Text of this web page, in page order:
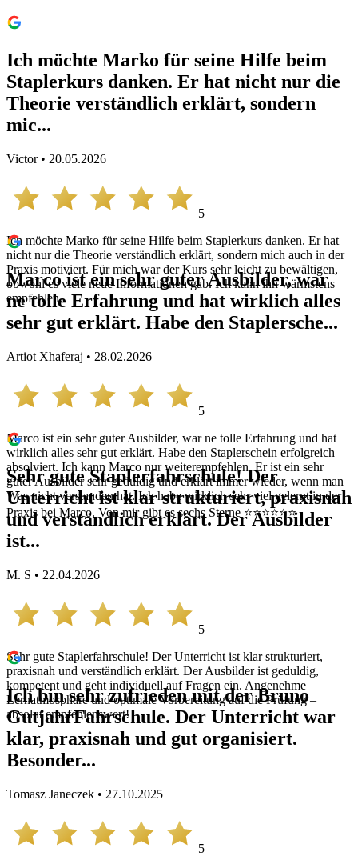
Ich möchte Marko für seine Hilfe beim
Staplerkurs danken. Er hat nicht nur die
Theorie verständlich erklärt, sondern
mic...
Victor • 20.05.2026
5
Ich möchte Marko für seine Hilfe beim Staplerkurs danken. Er hat
nicht nur die Theorie verständlich erklärt, sondern mich auch in der
Praxis motiviert. Für mich war der Kurs sehr leicht zu bewältigen,
obwohl es viele neue Informationen gab. Ich kann ihn wärmstens
empfehlen.
Marco ist ein sehr guter Ausbilder, war
ne tolle Erfahrung und hat wirklich alles
sehr gut erklärt. Habe den Staplersche...
Artiot Xhaferaj • 28.02.2026
5
Marco ist ein sehr guter Ausbilder, war ne tolle Erfahrung und hat
wirklich alles sehr gut erklärt. Habe den Staplerschein erfolgreich
absolviert. Ich kann Marco nur weiterempfehlen. Er ist ein sehr
guter Ausbilder sehr geduldig und erklärt immer wieder, wenn man
Was nicht verstanden hat. Ich habe wirklich sehr viel gelernt in der
Praxis bei Marco. Von mir gibt es sechs Sterne ⭐️⭐️⭐️⭐️⭐️⭐️
Sehr gute Staplerfahrschule! Der
Unterricht ist klar strukturiert, praxisnah
und verständlich erklärt. Der Ausbilder
ist...
M. S • 22.04.2026
5
Sehr gute Staplerfahrschule! Der Unterricht ist klar strukturiert,
praxisnah und verständlich erklärt. Der Ausbilder ist geduldig,
kompetent und geht individuell auf Fragen ein. Angenehme
Lernatmosphäre und optimale Vorbereitung auf die Prüfung –
absolut empfehlenswert!
Ich bin sehr zufrieden mit der Bruno
GutjahrFahrschule. Der Unterricht war
klar, praxisnah und gut organisiert.
Besonder...
Tomasz Janeczek • 27.10.2025
5